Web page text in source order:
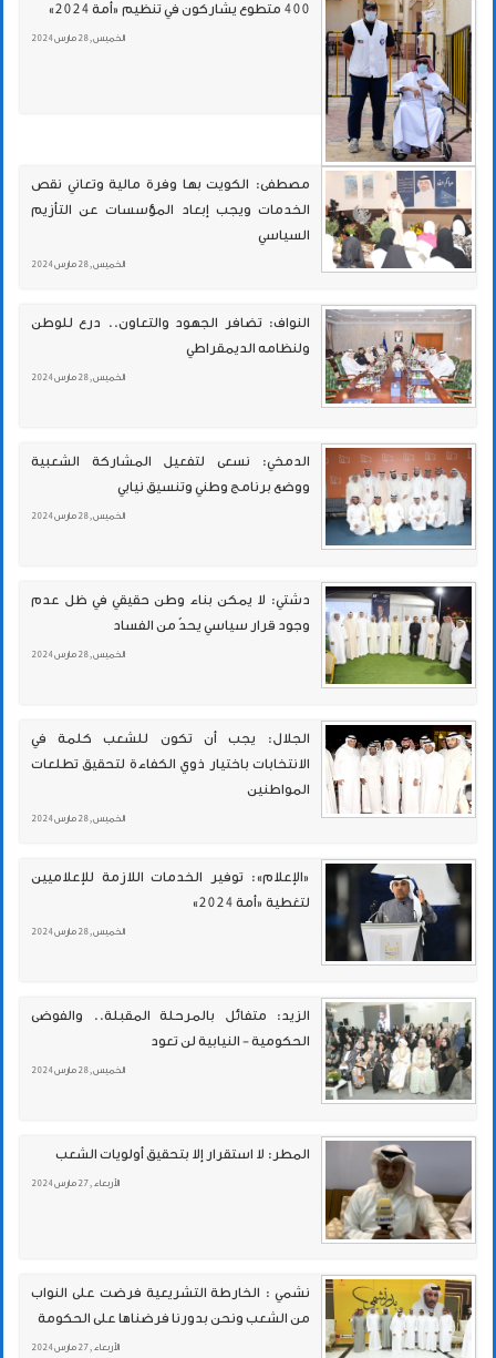
400 متطوع يشاركون في تنظيم «أمة 2024»
الخميس , 28 مارس 2024
مصطفى: الكويت بها وفرة مالية وتعاني نقص
الخدمات ويجب إبعاد المؤسسات عن التأزيم
السياسي
الخميس , 28 مارس 2024
النواف: تضافر الجهود والتعاون.. درع للوطن
ولنظامه الديمقراطي
الخميس , 28 مارس 2024
الدمخي: نسعى لتفعيل المشاركة الشعبية
ووضع برنامج وطني وتنسيق نيابي
الخميس , 28 مارس 2024
دشتي: لا يمكن بناء وطن حقيقي في ظل عدم
وجود قرار سياسي يحدّ من الفساد
الخميس , 28 مارس 2024
الجلال: يجب أن تكون للشعب كلمة في
الانتخابات باختيار ذوي الكفاءة لتحقيق تطلعات
المواطنين
الخميس , 28 مارس 2024
«الإعلام»: توفير الخدمات اللازمة للإعلاميين
لتغطية «أمة 2024»
الخميس , 28 مارس 2024
الزيد: متفائل بالمرحلة المقبلة.. والفوضى
الحكومية - النيابية لن تعود
الخميس , 28 مارس 2024
المطر: لا استقرار إلا بتحقيق أولويات الشعب
الأربعاء , 27 مارس 2024
نشمي : الخارطة التشريعية فرضت على النواب
من الشعب ونحن بدورنا فرضناها على الحكومة
الأربعاء , 27 مارس 2024